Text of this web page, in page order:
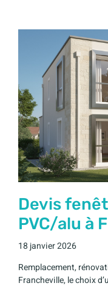
Devis
PVC/alu à
18 janvier 2026
Remplacement,
Francheville, le choix